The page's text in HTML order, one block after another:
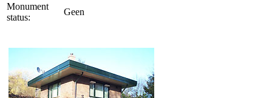
Monument
status:
Geen